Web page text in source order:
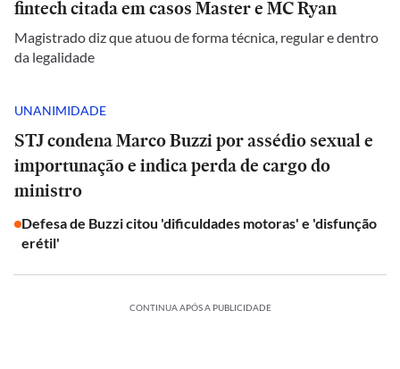
fintech citada em casos Master e MC Ryan
Magistrado diz que atuou de forma técnica, regular e dentro
da legalidade
UNANIMIDADE
STJ condena Marco Buzzi por assédio sexual e
importunação e indica perda de cargo do
ministro
Defesa de Buzzi citou 'dificuldades motoras' e 'disfunção
erétil'
CONTINUA APÓS A PUBLICIDADE